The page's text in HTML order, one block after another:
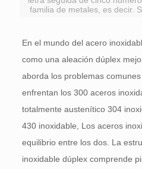
familia de metales, es decir.
En el mundo del acero
como una aleación dúplex
aborda los problemas
enfrentan los 300 aceros
totalmente austenítico 304
430 inoxidable, Los aceros
equilibrio entre los dos. La
inoxidable dúplex comprende